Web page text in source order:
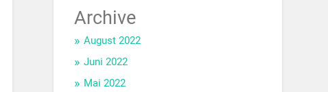
Archive
August 2022
Juni 2022
Mai 2022